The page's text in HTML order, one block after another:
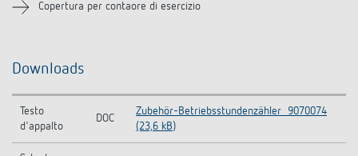
Copertura per contaore di esercizio
Downloads
Testo
d'appalto
DOC
Zubehör-Betriebsstundenzähler_9070074
(23,6 kB)